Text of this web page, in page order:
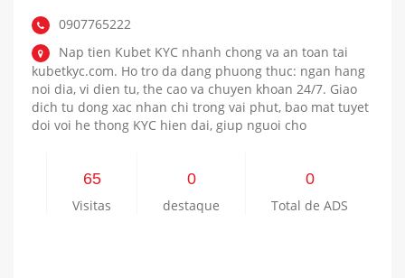
0907765222
Nap tien Kubet KYC nhanh chong va an toan tai
kubetkyc.com. Ho tro da dang phuong thuc: ngan hang
noi dia, vi dien tu, the cao va chuyen khoan 24/7. Giao
dich tu dong xac nhan chi trong vai phut, bao mat tuyet
doi voi he thong KYC hien dai, giup nguoi cho
65
Visitas
0
destaque
0
Total de ADS